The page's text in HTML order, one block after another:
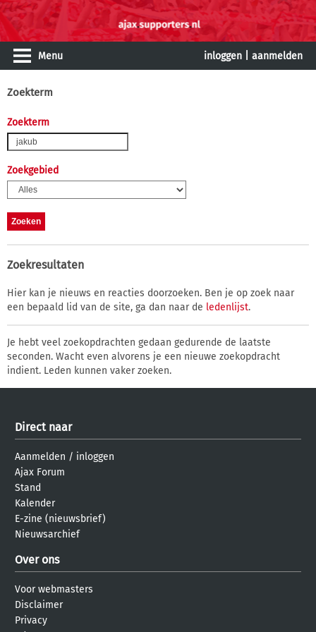
Menu inloggen aanmelden
Zoekterm
Zoekterm
Zoekgebied
Zoekresultaten
Hier kan je nieuws en reacties doorzoeken. Ben je op zoek naar
een bepaald lid van de site, ga dan naar de ledenlijst.
Je hebt veel zoekopdrachten gedaan gedurende de laatste
seconden. Wacht even alvorens je een nieuwe zoekopdracht
indient. Leden kunnen vaker zoeken.
Direct naar
Aanmelden / inloggen
Ajax Forum
Stand
Kalender
E-zine (nieuwsbrief)
Nieuwsarchief
Over ons
Voor webmasters
Disclaimer
Privacy